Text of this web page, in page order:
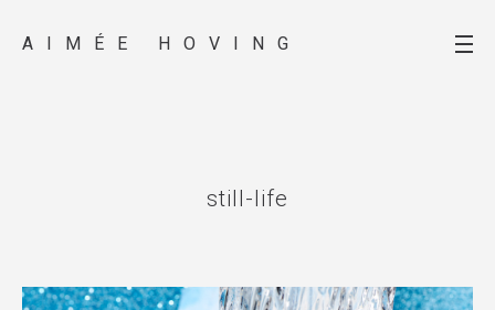
AIMÉE HOVING
still-life